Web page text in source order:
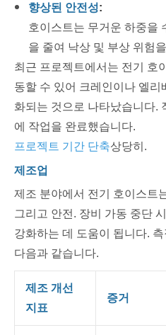
향상된 안전성:
호이스트는 무거운 하중을
을 줄여 낙상 및 부상 위험
최근 프로젝트에서는 전기 호
동할 수 있어 크레인이나 엘
화되는 것으로 나타났습니다.
에 작업을 완료했습니다.
프로젝트 기간 단축상당히.
제조업
제조 분야에서 전기 호이스트
그리고 안전. 장비 가동 중단
강화하는 데 도움이 됩니다.
다음과 같습니다.
제조 개선
지표
증거